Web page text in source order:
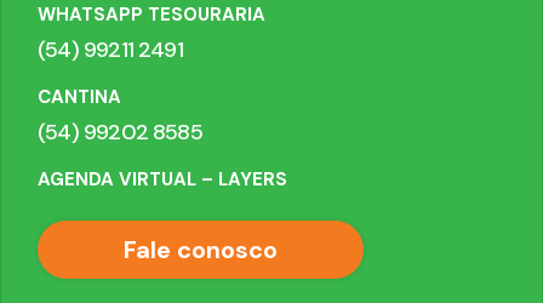
WHATSAPP TESOURARIA
(54) 99211 2491
CANTINA
(54) 99202 8585
AGENDA VIRTUAL – LAYERS
Fale conosco